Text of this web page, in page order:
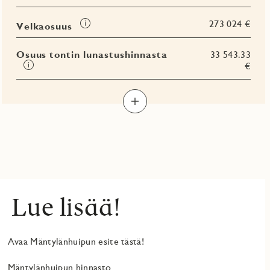
Velkaosuus
Tooltip 273 024 €
Osuus tontin lunastushinnasta
Tooltip
33 543.33
€
Lue lisää!
Avaa Mäntylänhuipun esite tästä!
Mäntylänhuipun hinnasto